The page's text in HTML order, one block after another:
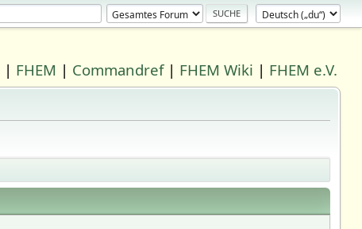
| FHEM | Commandref| FHEM Wiki | FHEM e.V.